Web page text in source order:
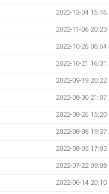
2022-12-04 15:46
2022-11-06 20:23
2022-10-26 06:54
2022-10-21 16:31
2022-09-19 20:22
2022-08-30 21:07
2022-08-26 15:20
2022-08-08 19:37
2022-08-05 17:03
2022-07-22 09:08
2022-06-14 20:10